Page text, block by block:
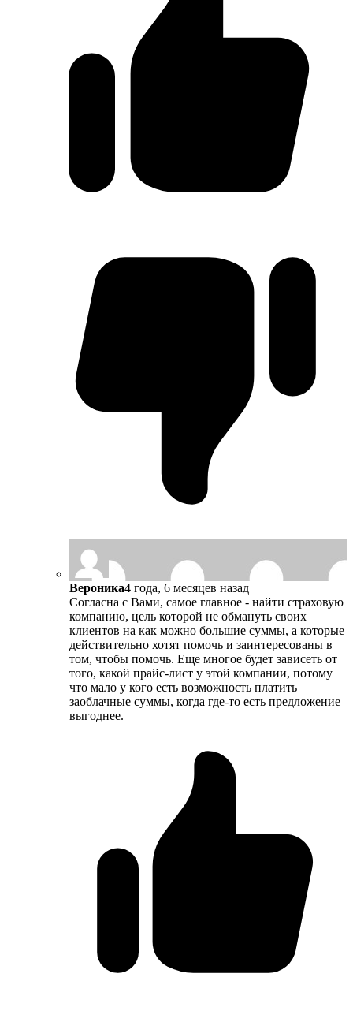
Вероника4 года, 6 месяцев назад
Согласна с Вами, самое главное - найти страховую
компанию, цель которой не обмануть своих
клиентов на как можно большие суммы, а которые
действительно хотят помочь и заинтересованы в
том, чтобы помочь. Еще многое будет зависеть от
того, какой прайс-лист у этой компании, потому
что мало у кого есть возможность платить
заоблачные суммы, когда где-то есть предложение
выгоднее.